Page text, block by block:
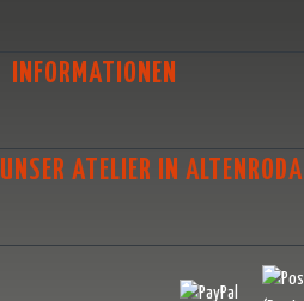
INFORMATIONEN
UNSER ATELIER IN ALTENRODA